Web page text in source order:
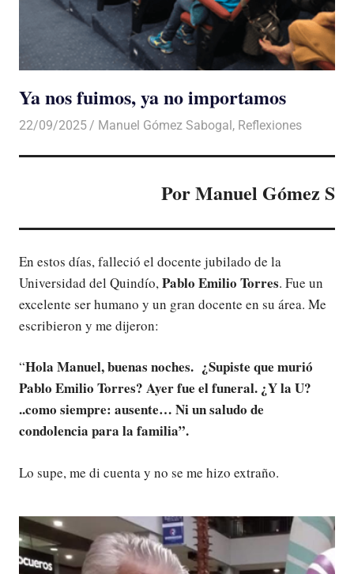
Ya nos fuimos, ya no importamos
22/09/2025 De todo un Poco
Manuel Gómez Sabogal, Reflexiones
Por Manuel Gómez S
En estos días, falleció el docente jubilado de la
Universidad del Quindío,Pablo Emilio Torres. Fue un
excelente ser humano y un gran docente en su área. Me
escribieron y me dijeron:
“Hola Manuel, buenas noches. ¿Supiste que murió
Pablo Emilio Torres? Ayer fue el funeral. ¿Y la U?
..como siempre: ausente… Ni un saludo de
condolencia para la familia”.
Lo supe, me di cuenta y no se me hizo extraño.